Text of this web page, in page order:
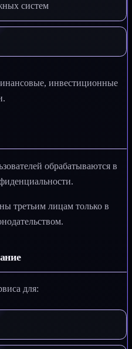
систем
инвестиционные
обрабатываются в
третьим лицам только в
для: